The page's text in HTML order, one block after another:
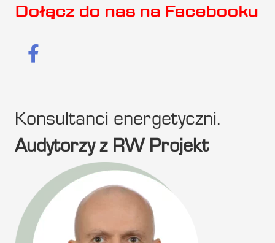
Dołącz do nas na Facebooku
Konsultanci energetyczni.
Audytorzy z RW Projekt